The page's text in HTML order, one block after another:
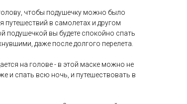
чтобы подушечку можно было
путешествий в самолетах и другом
подушечкой вы будете спокойно спать
даже после долгого перелета.
на голове - в этой маске можно не
и спать всю ночь, и путешествовать в